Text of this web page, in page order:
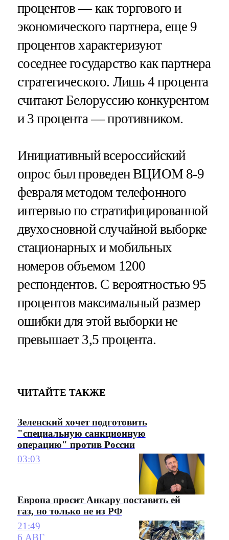
процентов — как торгового и
экономического партнера, еще 9
процентов характеризуют
соседнее государство как партнера
стратегического. Лишь 4 процента
считают Белоруссию конкурентом
и 3 процента — противником.
Инициативный всероссийский
опрос был проведен ВЦИОМ 8-9
февраля методом телефонного
интервью по стратифицированной
двухосновной случайной выборке
стационарных и мобильных
номеров объемом 1200
респондентов. С вероятностью 95
процентов максимальный размер
ошибки для этой выборки не
превышает 3,5 процента.
ЧИТАЙТЕ ТАКЖЕ
Зеленский хочет подготовить
"специальную санкционную
операцию" против России
03:03
Европа просит Анкару поставить ей
газ, но только не из РФ
21:49
6 АВГ